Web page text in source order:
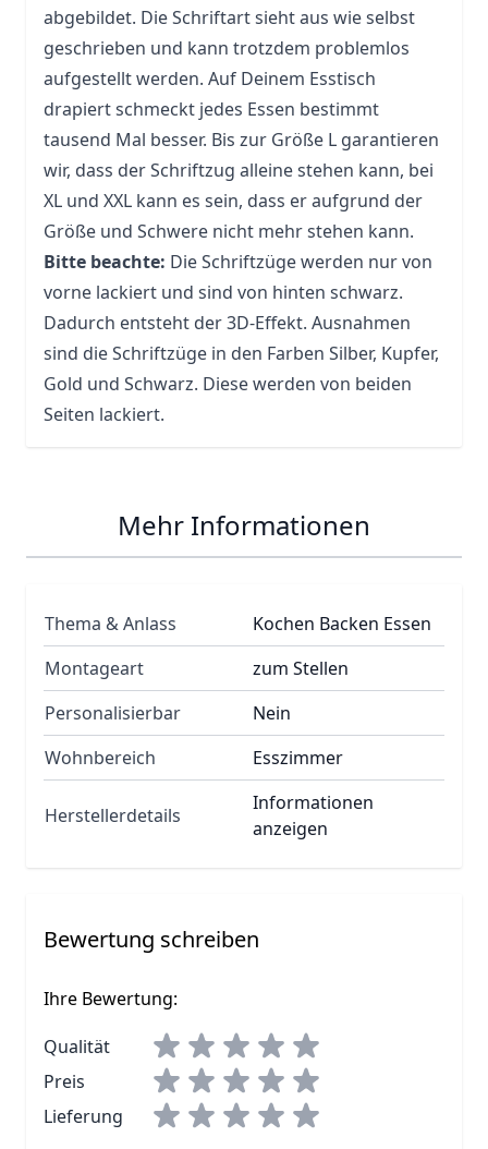
abgebildet. Die Schriftart sieht aus wie selbst
geschrieben und kann trotzdem problemlos
aufgestellt werden. Auf Deinem Esstisch
drapiert schmeckt jedes Essen bestimmt
tausend Mal besser. Bis zur Größe L garantieren
wir, dass der Schriftzug alleine stehen kann, bei
XL und XXL kann es sein, dass er aufgrund der
Größe und Schwere nicht mehr stehen kann.
Bitte beachte: Die Schriftzüge werden nur von
vorne lackiert und sind von hinten schwarz.
Dadurch entsteht der 3D-Effekt. Ausnahmen
sind die Schriftzüge in den Farben Silber, Kupfer,
Gold und Schwarz. Diese werden von beiden
Seiten lackiert.
Mehr Informationen
Thema & Anlass
Kochen Backen Essen
Montageart
zum Stellen
Personalisierbar
Nein
Wohnbereich
Esszimmer
Herstellerdetails
Informationen
anzeigen
Bewertung schreiben
Ihre Bewertung:
Qualität
Preis
Lieferung